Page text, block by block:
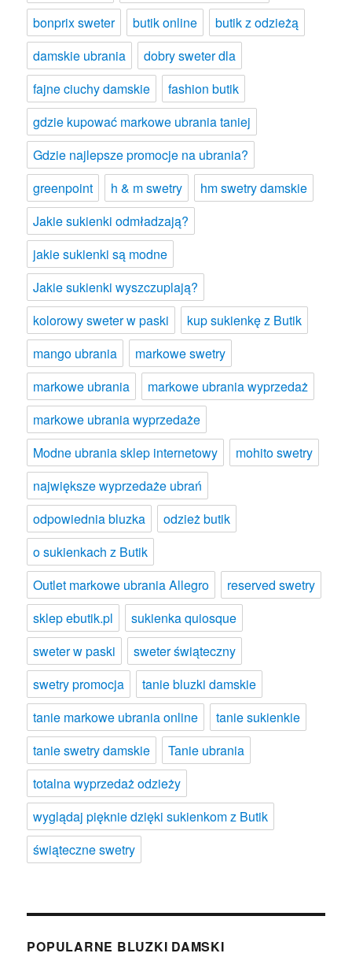
bonprix sweter butik online
butik z odzieżą
damskie ubrania
dobry sweter dla
fajne ciuchy damskie
fashion butik
gdzie kupować markowe ubrania taniej
Gdzie najlepsze promocje na ubrania?
greenpoint
h & m swetry
hm swetry damskie
Jakie sukienki odmładzają?
jakie sukienki są modne
Jakie sukienki wyszczuplają?
kolorowy sweter w paski
kup sukienkę z Butik
mango ubrania
markowe swetry
markowe ubrania
markowe ubrania wyprzedaż
markowe ubrania wyprzedaże
Modne ubrania sklep internetowy
mohito swetry
największe wyprzedaże ubrań
odpowiednia bluzka
odzież butik
o sukienkach z Butik
Outlet markowe ubrania Allegro
reserved swetry
sklep ebutik.pl
sukienka quiosque
sweter w paski
sweter świąteczny
swetry promocja
tanie bluzki damskie
tanie markowe ubrania online
tanie sukienkie
tanie swetry damskie
Tanie ubrania
totalna wyprzedaż odzieży
wyglądaj pięknie dzięki sukienkom z Butik
świąteczne swetry
POPULARNE BLUZKI DAMSKI